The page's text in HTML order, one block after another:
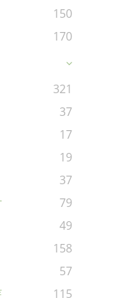
150
170
321
37
17
19
37
79
49
158
57
115